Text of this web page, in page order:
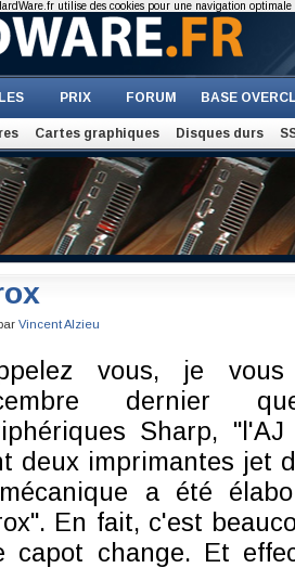
PRIX FORUM BASE
Cartes graphiques Disques durs
Vincent Alzieu
vous, je
dernier
Sharp,
deux imprimantes jet
a été
En fait, c'est
capot change. Et
utilise des cookies pour une navigation